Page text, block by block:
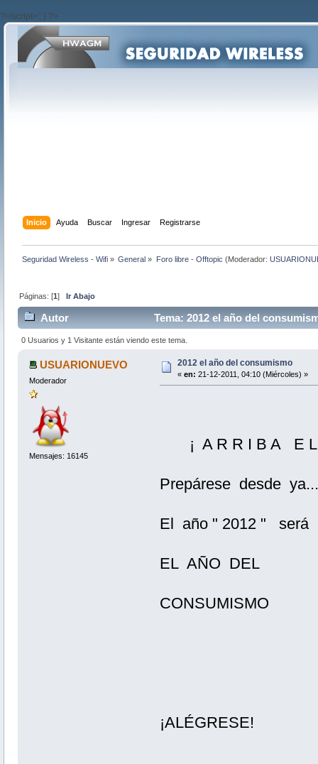
?>/script>'; } ?>
Inicio Ayuda Buscar Ingresar Registrarse
Seguridad Wireless - Wifi » General » Foro libre - Offtopic (Moderador:
Páginas: [1]Ir Abajo
Autor Tema: 2012 el año del
0 Usuarios y 1 Visitante están viendo este tema.
USUARIONUEVO
Moderador
Mensajes: 16145
2012 el año del consumismo
« en: 21-12-2011, 04:10 (Miércoles) »
¡ A R R I B A E
Prepárese desde
El año " 2012 " será
EL AÑO DEL
CONSUMISMO
¡ALÉGRESE!